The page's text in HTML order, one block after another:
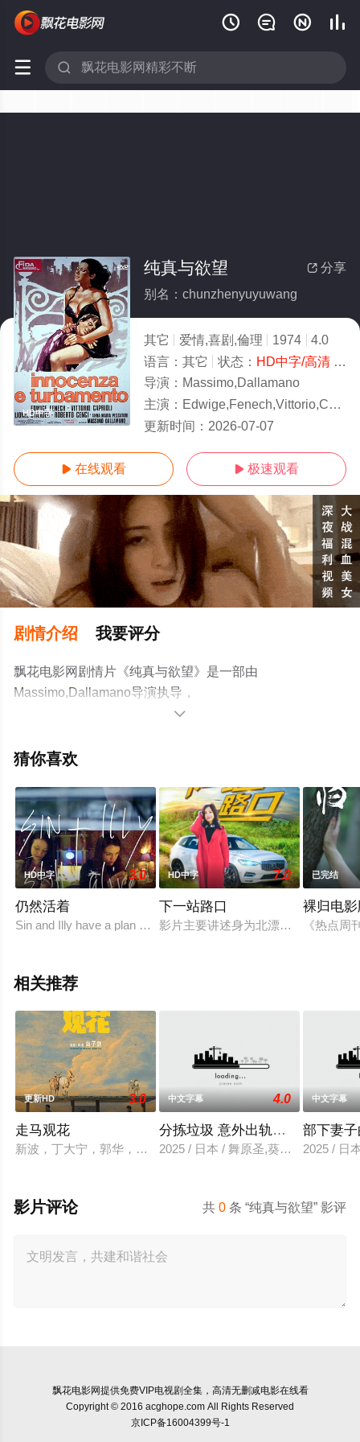
   
 
HD中字
 分享
纯真与欲望
别名：chunzhenyuyuwang
其它 爱情,喜剧,倫理 1974
4.0
语言： 其它 状态： HD中字/高清- 免费在线观看
导演： Massimo,Dallamano
主演： Edwige,Fenech,Vittorio,Caprioli,Roberto,Cenci,Lionel,Stand
更新时间： 2026-07-07
 在线观看  极速观看
剧情介绍 我要评分
飘花电影网剧情片《纯真与欲望》是一部由
Massimo,Dallamano导演执导，
整版电影大全就上飘花影院，更多相关信息可移步至豆瓣

猜你喜欢
HD中字 3.0
仍然活着
Sin and Illy have a plan on a Greek island they want to get 'clean
HD中字 7.0
下一站路口
影片主要讲述身为北漂一员的婷，为
已完结
裸归电
《热点
相关推荐
更新HD 3.0
走马观花
新波，丁大宁，郭华，程一木他们毕业于同一所大学。他们和
中文字幕 4.0
分拣垃圾 意外出轨性爱
2025 / 日本 / 舞原圣,葵悠太
中文字幕
部下妻
2025 / 日
共0 条 “纯真与欲望” 影评
影片评论
飘花电影网提供免费VIP电视剧全集，高清无删减电影在线看
Copyright © 2016 acghope.com All Rights Reserved
京ICP备16004399号-1